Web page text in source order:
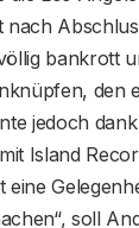
nach
bankrott
den
jedoch
Island
eine
soll